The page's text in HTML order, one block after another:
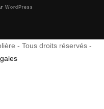
WordPress
- Tous droits réservés -